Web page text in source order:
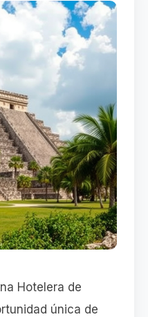
Hotelera de
única de